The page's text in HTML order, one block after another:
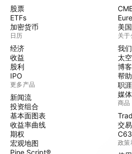
股票
ETFs
加密货币
日历
经济
收益
股利
IPO
更多产品
新闻流
投资组合
基本面图表
收益率曲线
期权
宏观地图
Pine Script®
美
关于
我
太
博客
帮
职涯
媒
商品
交
政策